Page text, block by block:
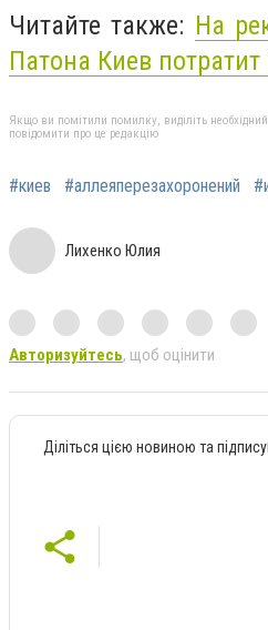
Читайте также: На
Патона Киев
Якщо ви помітили помилку, виділіть
повідомити про це редакцію
#киев #аллеяперезахоронений
Лихенко Юлия
Авторизуйтесь, щоб оцінити
Діліться цією новиною та